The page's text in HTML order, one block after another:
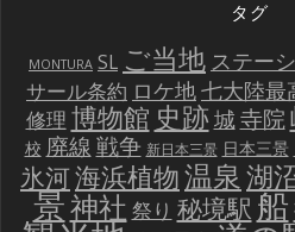
タグ
MONTURA SL ご当地 ステー
サール条約 ロケ地七大陸最
修理 博物館 史跡城寺院
校 廃線戦争 新日本三景 日本三景
氷河海浜植物温泉湖
景神社 祭り 秘境駅船